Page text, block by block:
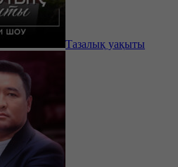
Тазалық уақыты